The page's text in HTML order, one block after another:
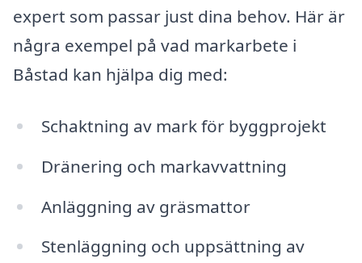
expert som passar just dina behov. Här är
några exempel på vad markarbete i
Båstad kan hjälpa dig med:
Schaktning av mark för byggprojekt
Dränering och markavvattning
Anläggning av gräsmattor
Stenläggning och uppsättning av